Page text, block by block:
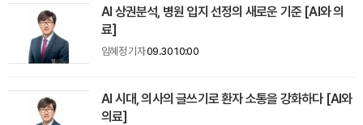
AI 상권분석, 병원 입지 선정의 새로운 기준 [AI와 의
료]
임혜정 기자09.30 10:00
AI 시대, 의사의 글쓰기로 환자 소통을 강화하다 [AI와
의료]